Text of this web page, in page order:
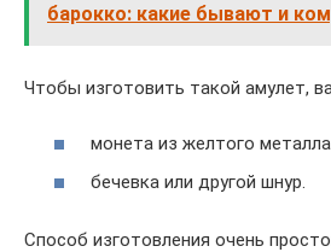
барокко: какие бывают и
Чтобы изготовить такой амулет,
монета из желтого
бечевка или другой шнур.
Способ изготовления очень